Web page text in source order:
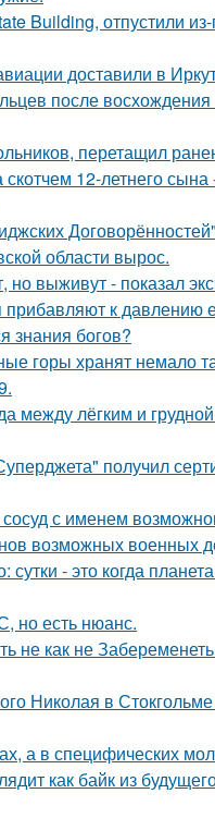
Building, отпустили
доставили в
после
перетащил
12-летнего
области вырос.
выживут - показал
к давлению
знания богов?
горы хранят немало
между лёгким и
получил
с именем
возможных военных
- это когда
но есть нюанс.
не как не
Николая в
а в специфических
как байк из